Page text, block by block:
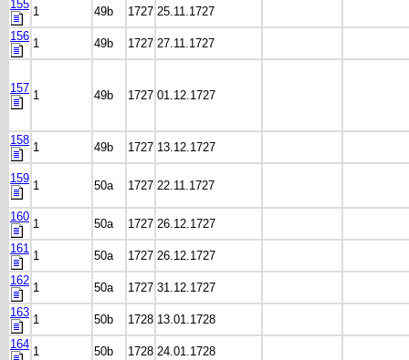
155
1 49b 1727 25.11.1727
156
1 49b 1727 27.11.1727
157
1 49b 1727 01.12.1727
158
1 49b 1727 13.12.1727
159
1 50a 1727 22.11.1727
160
1 50a 1727 26.12.1727
161
1 50a 1727 26.12.1727
162
1 50a 1727 31.12.1727
163
1 50b 1728 13.01.1728
164
1 50b 1728 24.01.1728